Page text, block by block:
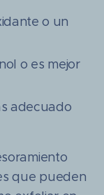
o un
o es mejor
adecuado
que pueden